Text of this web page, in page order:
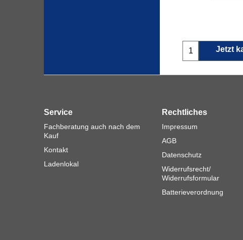
Jetzt
Service
Fachberatung auch nach dem
Kauf
Kontakt
Ladenlokal
Rechtliches
Impressum
AGB
Datenschutz
Widerrufsrecht/
Widerrufsformular
Batterieverordnung